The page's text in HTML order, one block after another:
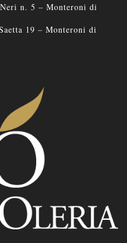
n. 5 – Monteroni di
19 – Monteroni di